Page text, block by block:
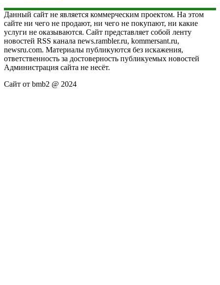
Данный сайт не является коммерческим проектом. На этом
сайте ни чего не продают, ни чего не покупают, ни какие
услуги не оказываются. Сайт представляет собой ленту
новостей RSS канала news.rambler.ru, kommersant.ru,
newsru.com. Материалы публикуются без искажения,
ответственность за достоверность публикуемых новостей
Администрация сайта не несёт.
Сайт от bmb2 @ 2024